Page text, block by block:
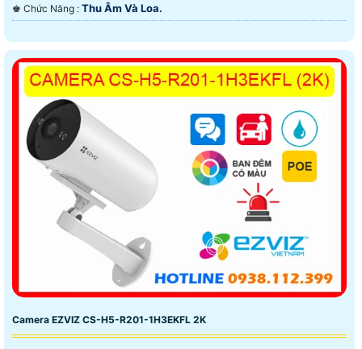
️♚ Chức Năng : Thu Âm Và Loa.
Camera EZVIZ CS-H5-R201-1H3EKFL 2K